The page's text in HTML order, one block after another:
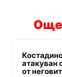
Още
атакуван
от